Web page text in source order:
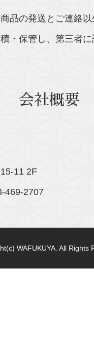
品の発送とご連絡
・保管し、第三者
会社概要
11 2F
469-2707
WAFUKUYA. All Rights